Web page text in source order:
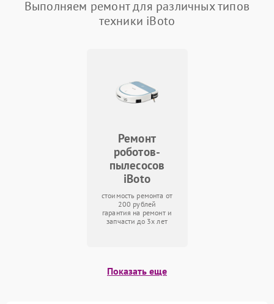
Выполняем ремонт для различных типов
техники iBoto
Ремонт
роботов-
пылесосов
iBoto
стоимость ремонта от
200 рублей
гарантия на ремонт и
запчасти до 3х лет
Показать еще